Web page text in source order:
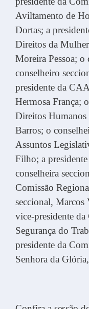
Aviltamento de
Dortas; a
Direitos da
Moreira Pessoa;
conselheiro
presidente da
Hermosa França;
Direitos Humanos
Barros; o
Assuntos
Filho; a
conselheira
Comissão
seccional,
vice-presidente
Segurança do
presidente da
Senhora da